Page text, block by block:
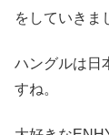
をしていきま
ハングルは日
すね。